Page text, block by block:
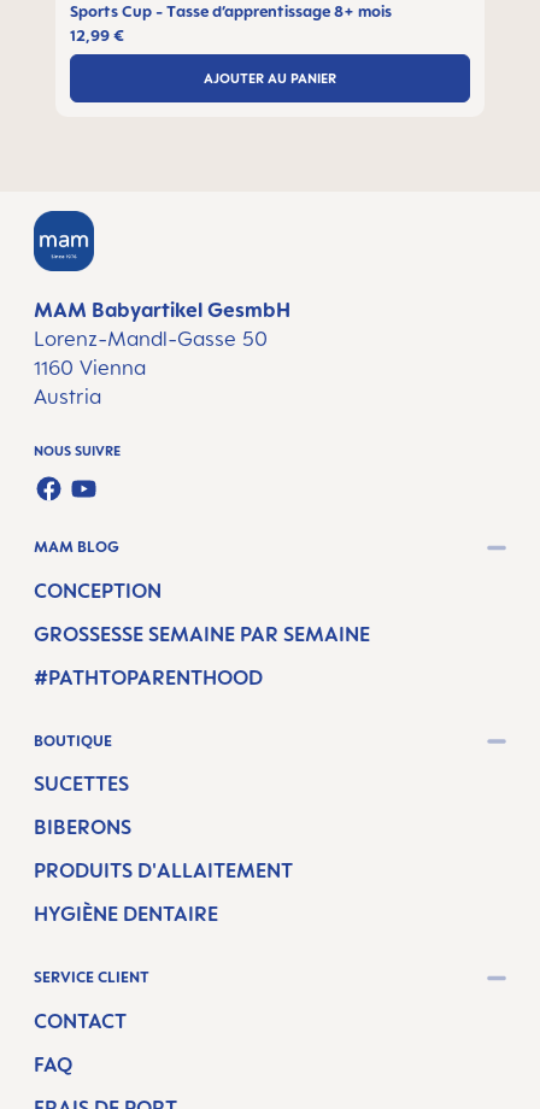
Sports Cup - Tasse d’apprentissage 8+ mois
12,99 €
AJOUTER AU PANIER
MAM Babyartikel GesmbH
Lorenz-Mandl-Gasse 50
1160 Vienna
Austria
NOUS SUIVRE
FACEBOOK
YOUTUBE
MAM BLOG
CONCEPTION
GROSSESSE SEMAINE PAR SEMAINE
#PATHTOPARENTHOOD
BOUTIQUE
SUCETTES
BIBERONS
PRODUITS D'ALLAITEMENT
HYGIÈNE DENTAIRE
SERVICE CLIENT
CONTACT
FAQ